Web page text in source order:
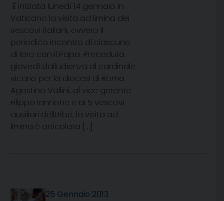
È iniziata lunedì 14 gennaio in
Vaticano la visita ad limina dei
vescovi italiani, ovvero il
periodico incontro di ciascuno
di loro con il Papa. Preceduta
giovedì dalludienza al cardinale
vicario per la diocesi di Roma
Agostino Vallini, al vice gerente
Filippo Iannone e ai 5 vescovi
ausiliari dellUrbe, la visita ad
limina è articolata […]
25 Gennaio 2013